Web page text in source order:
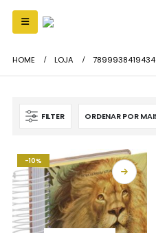
HOME LOJA 7899938419434
FILTER
-10%